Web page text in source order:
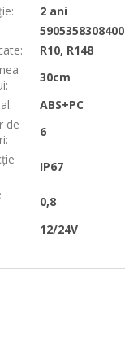
:
2 ani
5905358308400
:
R10, R148
:
30cm
:
ABS+PC
de
:
6
IP67
0,8
12/24V